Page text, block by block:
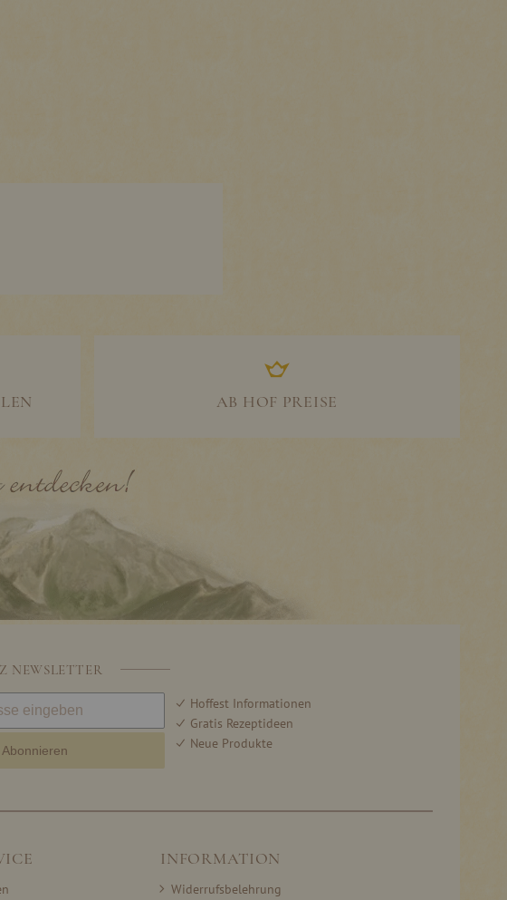
AB HOF PREISE
NEWSLETTER
Abonnieren
Hoffest Informationen
Gratis Rezeptideen
Neue Produkte
INFORMATION
Widerrufsbelehrung